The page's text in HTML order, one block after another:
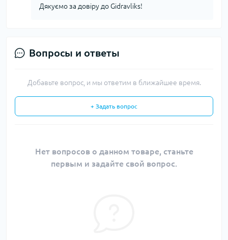
Дякуємо за довіру до Gidravliks!
Вопросы и ответы
Добавьте вопрос, и мы ответим в ближайшее время.
+ Задать вопрос
Нет вопросов о данном товаре, станьте
первым и задайте свой вопрос.